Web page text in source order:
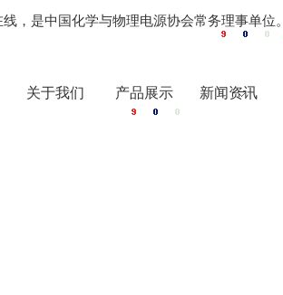
，是中国化学与物理电源协会常务理事单位。
关于我们 产品展示 新闻资讯